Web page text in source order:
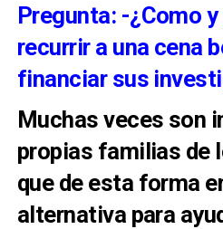
Pregunta: -¿Como
recurrir a una cena
financiar sus
Muchas veces son
propias familias de
que de esta forma
alternativa para